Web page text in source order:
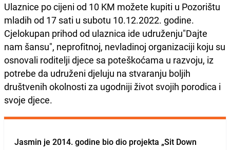
Ulaznice po cijeni od 10 KM možete kupiti u Pozorištu
mladih od 17 sati u subotu 10.12.2022. godine.
Cjelokupan prihod od ulaznica ide udruženju"Dajte
nam šansu", neprofitnoj, nevladinoj organizaciji koju su
osnovali roditelji djece sa poteškoćama u razvoju, iz
potrebe da udruženi djeluju na stvaranju boljih
društvenih okolnosti za ugodniji život svojih porodica i
svoje djece.
Jasmin je 2014. godine bio dio projekta „Sit Down